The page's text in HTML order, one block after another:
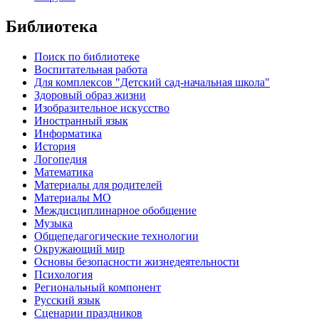
Библиотека
Поиск по библиотеке
Воспитательная работа
Для комплексов "Детский сад-начальная школа"
Здоровый образ жизни
Изобразительное искусство
Иностранный язык
Информатика
История
Логопедия
Математика
Материалы для родителей
Материалы МО
Междисциплинарное обобщение
Музыка
Общепедагогические технологии
Окружающий мир
Основы безопасности жизнедеятельности
Психология
Региональный компонент
Русский язык
Сценарии праздников